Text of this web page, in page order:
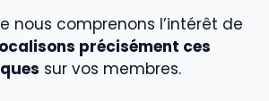
nous comprenons l’intérêt de
précisément ces
sur vos membres.